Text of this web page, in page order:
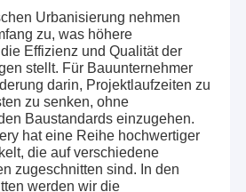
Urbanisierung nehmen
zu, was höhere
Effizienz und Qualität der
stellt. Für Bauunternehmer
darin, Projektlaufzeiten zu
zu senken, ohne
Baustandards einzugehen.
hat eine Reihe hochwertiger
die auf verschiedene
zugeschnitten sind. In den
werden wir die